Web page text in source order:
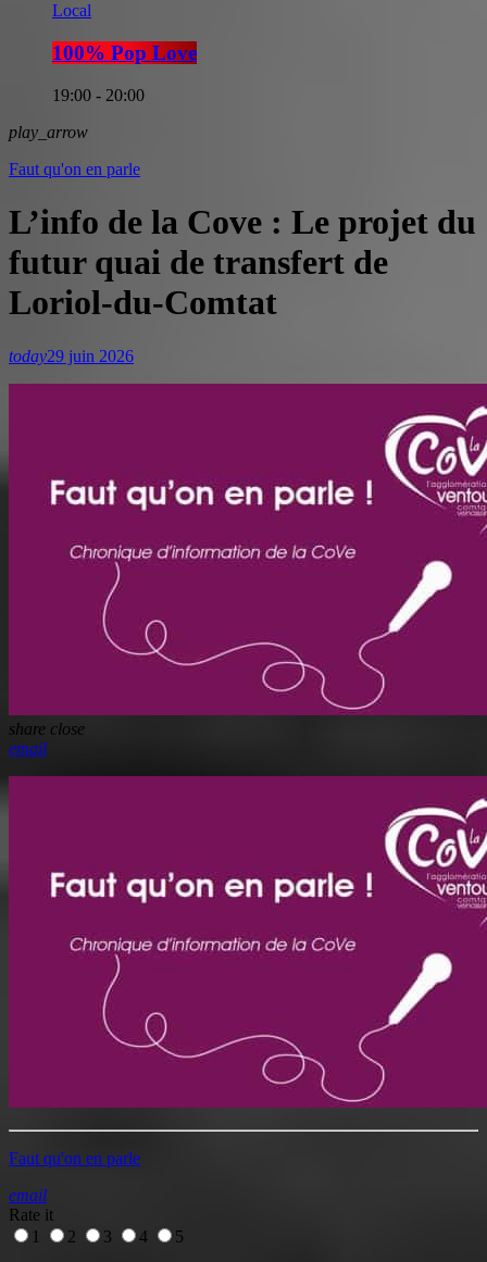
Local
100% Pop Love
19:00 - 20:00
play_arrow
Faut qu'on en parle
L’info de la Cove : Le projet du
futur quai de transfert de
Loriol-du-Comtat
today29 juin 2026
share close
email
Faut qu'on en parle
email
Rate it
1
2 3 4 5